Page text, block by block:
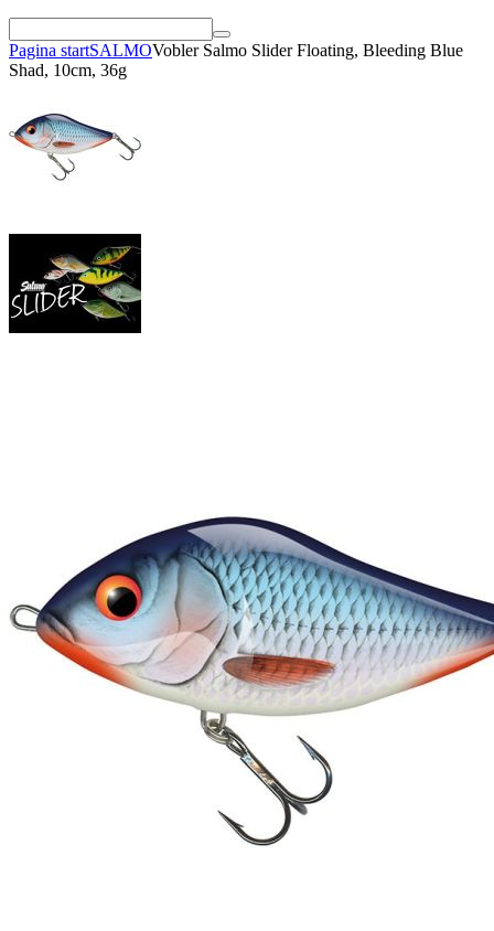
Pagina startSALMOVobler Salmo Slider Floating, Bleeding Blue
Shad, 10cm, 36g